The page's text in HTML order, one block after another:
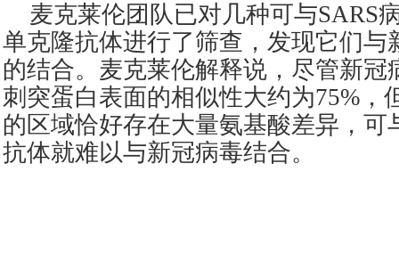
麦克莱伦团队已对几种可与SARS
单克隆抗体进行了筛查，发现它们与
的结合。麦克莱伦解释说，尽管新冠
刺突蛋白表面的相似性大约为75%，
的区域恰好存在大量氨基酸差异，可
抗体就难以与新冠病毒结合。